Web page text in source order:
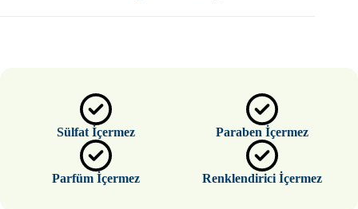
Sülfat İçermez Paraben İçermez
Parfüm İçermez Renklendirici İçermez